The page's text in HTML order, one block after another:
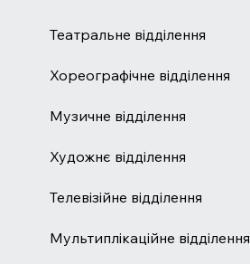
Театральне відділення
Хореографічне відділення
Музичне відділення
Художнє відділення
Телевізійне відділення
Мультиплікаційне відділення